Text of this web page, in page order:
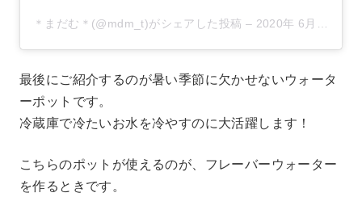
＊まだむ＊(@mdm_t)がシェアした投稿 – 2020年 6月月20日午前5時51分PDT
最後にご紹介するのが暑い季節に欠かせないウォータ
ーポットです。
冷蔵庫で冷たいお水を冷やすのに大活躍します！
こちらのポットが使えるのが、フレーバーウォーター
を作るときです。